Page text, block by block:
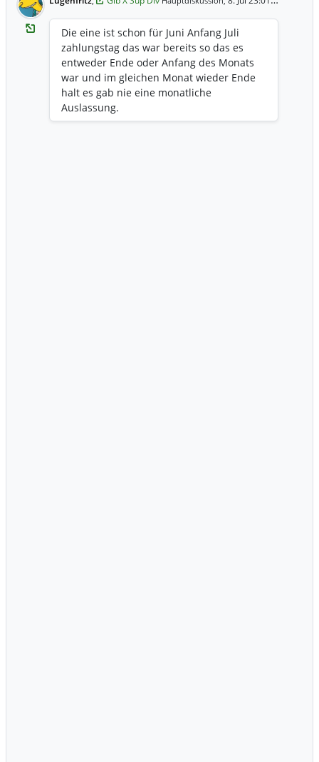
Die eine ist schon für Juni Anfang Juli
zahlungstag das war bereits so das es
entweder Ende oder Anfang des Monats
war und im gleichen Monat wieder Ende
halt es gab nie eine monatliche
Auslassung.